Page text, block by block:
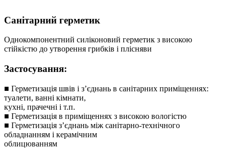
Санітарний герметик
Однокомпонентний силіконовий герметик з високою
стійкістю до утворення грибків і плісняви
Застосування:
■ Герметизація швів і з’єднань в санітарних приміщеннях:
туалети, ванні кімнати,
кухні, прачечні і т.п.
■ Герметизація в приміщеннях з високою вологістю
■ Герметизація з’єднань між санітарно-технічного
обладнанням і керамічним
облицюванням